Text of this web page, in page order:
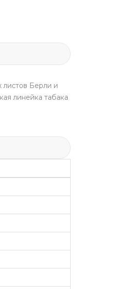
листов Берли и
линейка табака